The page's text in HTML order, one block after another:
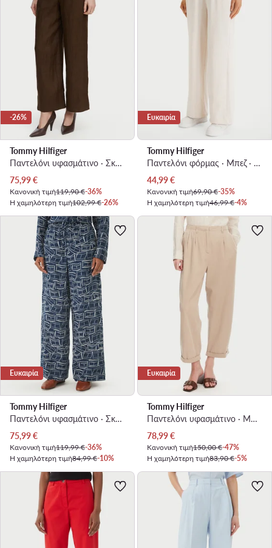
-26%
Tommy Hilfiger
Παντελόνι υφασμάτινο · Σκούρο καφέ · Regular Fit
Τρέχουσα τιμή
75,99€
Κανονική τιμή119,90 €-36%
Η χαμηλότερη τιμή102,99 €-26%
Ευκαιρία
Tommy Hilfiger
Παντελόνι φόρμας · Μπεζ · Regular Fit
Τρέχουσα τιμή
44,99€
Κανονική τιμή69,90 €-35%
Η χαμηλότερη τιμή46,99 €-4%
Ευκαιρία
Tommy Hilfiger
Παντελόνι υφασμάτινο · Σκούρο μπλε · Regular Fit
Τρέχουσα τιμή
75,99€
Κανονική τιμή119,99 €-36%
Η χαμηλότερη τιμή84,99 €-10%
Ευκαιρία
Tommy Hilfiger
Παντελόνι υφασμάτινο · Μπεζ · Relaxed Fit
Τρέχουσα τιμή
78,99€
Κανονική τιμή150,00 €-47%
Η χαμηλότερη τιμή83,90 €-5%